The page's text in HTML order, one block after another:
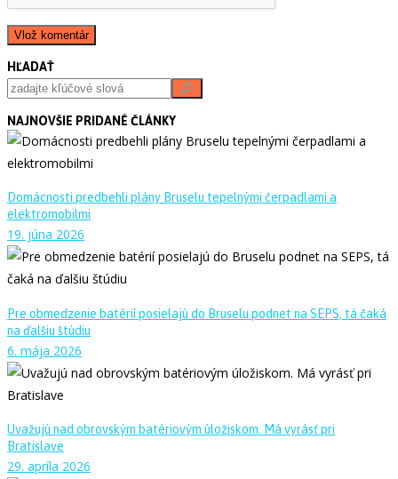
HĽADAŤ
NAJNOVŠIE PRIDANÉ ČLÁNKY
Domácnosti predbehli plány Bruselu tepelnými čerpadlami a
elektromobilmi
19. júna 2026
Pre obmedzenie batérií posielajú do Bruselu podnet na SEPS, tá čaká
na ďalšiu štúdiu
6. mája 2026
Uvažujú nad obrovským batériovým úložiskom. Má vyrásť pri
Bratislave
29. apríla 2026